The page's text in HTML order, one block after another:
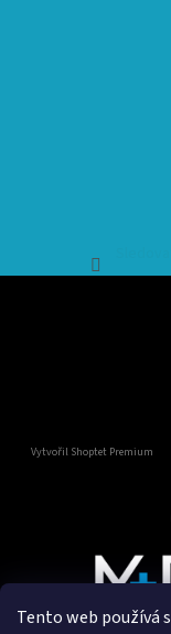
Tento web používá
Vytvořil Shoptet Premium